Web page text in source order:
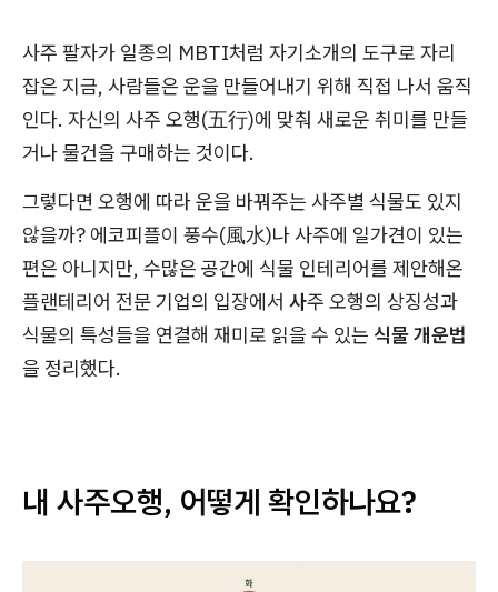
사주 팔자가 일종의 MBTI처럼 자기소개의 도구로 자리
잡은 지금, 사람들은 운을 만들어내기 위해 직접 나서 움직
인다. 자신의 사주 오행(五行)에 맞춰 새로운 취미를 만들
거나 물건을 구매하는 것이다.
그렇다면 오행에 따라 운을 바꿔주는 사주별 식물도 있지
않을까? 에코피플이 풍수(風水)나 사주에 일가견이 있는
편은 아니지만, 수많은 공간에 식물 인테리어를 제안해온
플랜테리어 전문 기업의 입장에서 사주 오행의 상징성과
식물의 특성들을 연결해 재미로 읽을 수 있는 식물 개운법
을 정리했다.
내 사주오행, 어떻게 확인하나요?